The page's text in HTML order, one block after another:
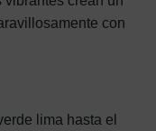
con
lima hasta el